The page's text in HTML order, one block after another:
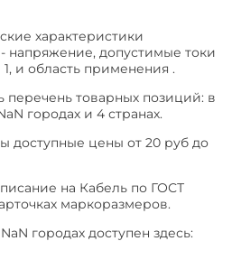
характеристики
напряжение, допустимые токи
и область применения .
товарных позиций: в
городах и 4 странах.
доступные цены от 20 руб до
на Кабель по ГОСТ
маркоразмеров.
городах доступен здесь: